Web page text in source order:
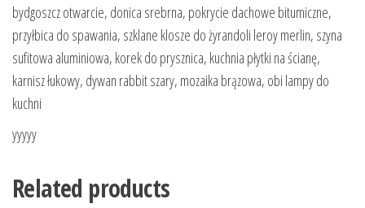
bydgoszcz otwarcie, donica srebrna, pokrycie dachowe bitumiczne,
przyłbica do spawania, szklane klosze do żyrandoli leroy merlin, szyna
sufitowa aluminiowa, korek do prysznica, kuchnia płytki na ścianę,
karnisz łukowy, dywan rabbit szary, mozaika brązowa, obi lampy do
kuchni
yyyyy
Related products